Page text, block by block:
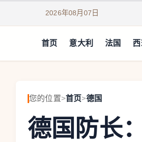
2026年08月07日
首页 意大利 法国
您的位置>首页>德国
德国防长